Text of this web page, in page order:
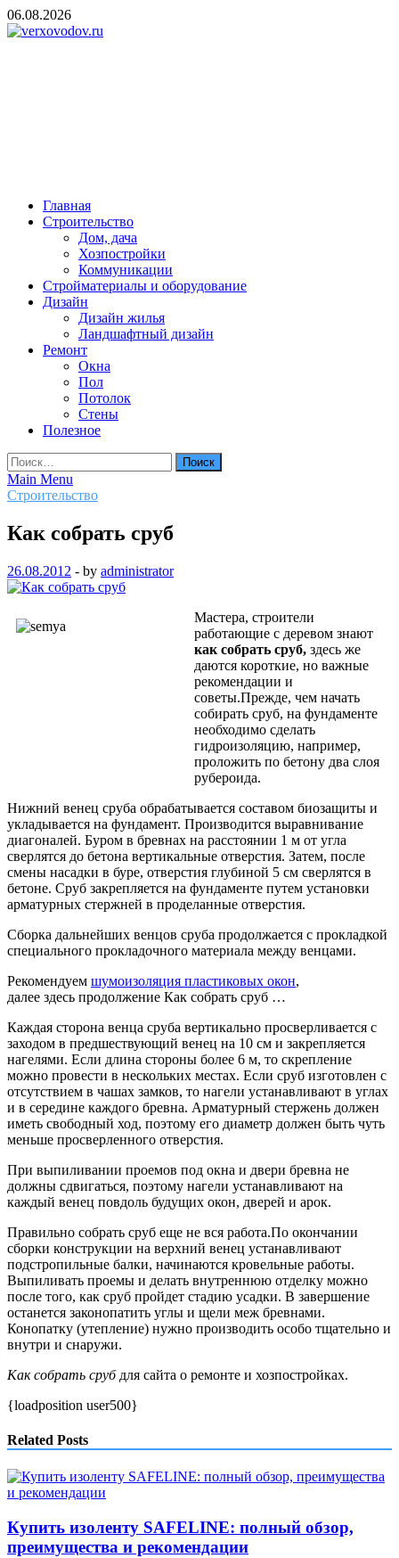
Skip
to
06.08.2026
Главная
Строительство
Дом, дача
Хозпостройки
Коммуникации
Стройматериалы и оборудование
Дизайн
Дизайн жилья
Ландшафтный дизайн
Ремонт
Окна
Пол
Потолок
Стены
Полезное
Найти:
Main Menu
Строительство
Как собрать сруб
26.08.2012 - by administrator
Мастера, строители
работающие с деревом знают
как собрать сруб, здесь же
даются короткие, но важные
рекомендации и
советы.Прежде, чем начать
собирать сруб, на фундаменте
необходимо сделать
гидроизоляцию, например,
проложить по бетону два слоя
рубероида.
Нижний венец сруба обрабатывается составом биозащиты и
укладывается на фундамент. Производится выравнивание
диагоналей. Буром в бревнах на расстоянии 1 м от угла
сверлятся до бетона вертикальные отверстия. Затем, после
смены насадки в буре, отверстия глубиной 5 см сверлятся в
бетоне. Сруб закрепляется на фундаменте путем установки
арматурных стержней в проделанные отверстия.
Сборка дальнейших венцов сруба продолжается с прокладкой
специального прокладочного материала между венцами.
Рекомендуем шумоизоляция пластиковых окон,
далее здесь продолжение Как собрать сруб …
Каждая сторона венца сруба вертикально просверливается с
заходом в предшествующий венец на 10 см и закрепляется
нагелями. Если длина стороны более 6 м, то скрепление
можно провести в нескольких местах. Если сруб изготовлен с
отсутствием в чашах замков, то нагели устанавливают в углах
и в середине каждого бревна. Арматурный стержень должен
иметь свободный ход, поэтому его диаметр должен быть чуть
меньше просверленного отверстия.
При выпиливании проемов под окна и двери бревна не
должны сдвигаться, поэтому нагели устанавливают на
каждый венец повдоль будущих окон, дверей и арок.
Правильно собрать сруб еще не вся работа.По окончании
сборки конструкции на верхний венец устанавливают
подстропильные балки, начинаются кровельные работы.
Выпиливать проемы и делать внутреннюю отделку можно
после того, как сруб пройдет стадию усадки. В завершение
останется законопатить углы и щели меж бревнами.
Конопатку (утепление) нужно производить особо тщательно и
внутри и снаружи.
Каксобрать срубдля сайта о ремонте и хозпостройках.
{loadposition user500}
Related Posts
Купить изоленту SAFELINE: полный обзор,
преимущества и рекомендации